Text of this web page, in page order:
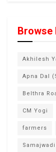
Browse
Akhilesh
Apna Dal
Belthra
CM Yogi
farmers